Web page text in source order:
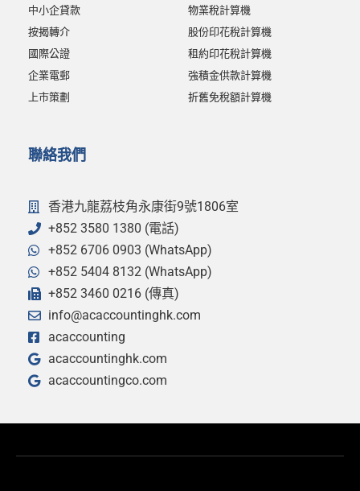
中小企貸款
按揭轉介
國際公證
企業電郵
上市策劃
物業稅計算機
股份印花稅計算機
租約印花稅計算機
強積金供款計算機
折舊免稅額計算機
聯絡我們
香港九龍荔枝角永康街9號1806室
+852 3580 1380 (電話)
+852 6706 0903 (WhatsApp)
+852 5404 8132 (WhatsApp)
+852 3460 0216 (傳真)
info@acaccountinghk.com
acaccounting
acaccountinghk.com
acaccountingco.com